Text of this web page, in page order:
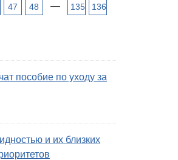
47 48 — 135
136
пособие по уходу за
и их близких